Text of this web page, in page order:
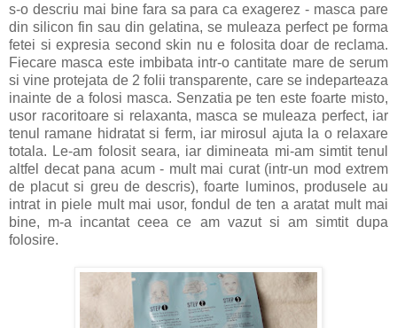
s-o descriu mai bine fara sa para ca exagerez - masca pare
din silicon fin sau din gelatina, se muleaza perfect pe forma
fetei si expresia second skin nu e folosita doar de reclama.
Fiecare masca este imbibata intr-o cantitate mare de serum
si vine protejata de 2 folii transparente, care se indeparteaza
inainte de a folosi masca. Senzatia pe ten este foarte misto,
usor racoritoare si relaxanta, masca se muleaza perfect, iar
tenul ramane hidratat si ferm, iar mirosul ajuta la o relaxare
totala. Le-am folosit seara, iar dimineata mi-am simtit tenul
altfel decat pana acum - mult mai curat (intr-un mod extrem
de placut si greu de descris), foarte luminos, produsele au
intrat in piele mult mai usor, fondul de ten a aratat mult mai
bine, m-a incantat ceea ce am vazut si am simtit dupa
folosire.